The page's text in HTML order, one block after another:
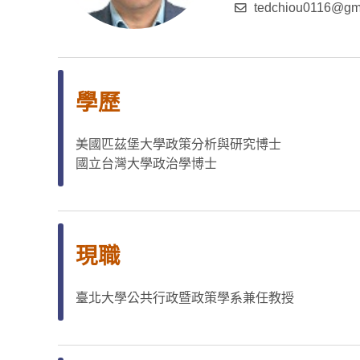
學歷
美國匹茲堡大學政策分析與研究博士
國立台灣大學政治學博士
現職
臺北大學公共行政暨政策學系兼任教授